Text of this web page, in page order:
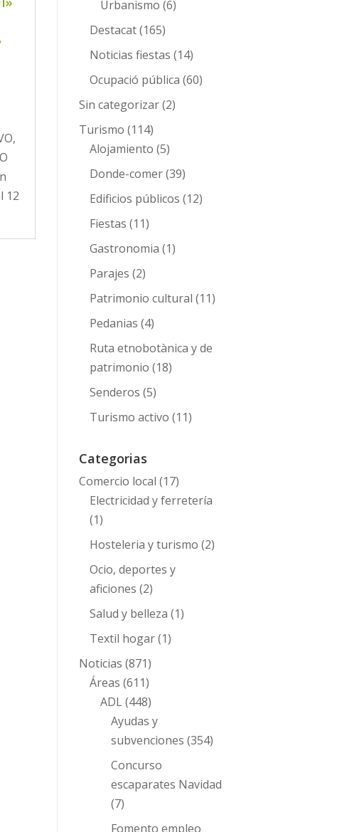
,
12
Urbanismo (6)
Destacat(165)
Noticias fiestas (14)
Ocupació pública (60)
Sin categorizar(2)
Turismo (114)
Alojamiento (5)
Donde-comer(39)
Edificios públicos (12)
Fiestas (11)
Gastronomia (1)
Parajes (2)
Patrimonio cultural (11)
Pedanias (4)
Ruta etnobotànica y de
patrimonio (18)
Senderos (5)
Turismo activo (11)
Categorias
Comercio local (17)
Electricidad y ferretería
(1)
Hosteleria y turismo (2)
Ocio, deportes y
aficiones (2)
Salud y belleza (1)
Textil hogar(1)
Noticias (871)
Áreas (611)
ADL(448)
Ayudas y
subvenciones (354)
Concurso
escaparates Navidad
(7)
Fomento empleo